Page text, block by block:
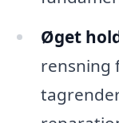
Øget
rensning